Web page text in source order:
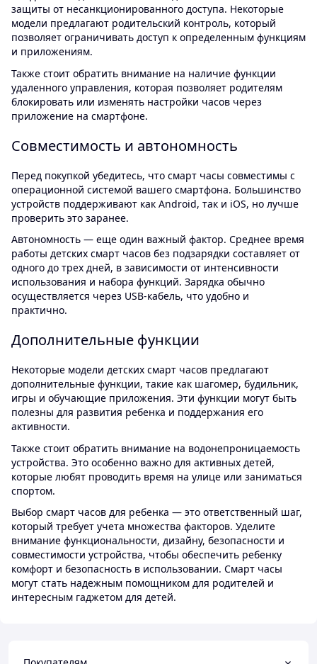
защиты от несанкционированного доступа. Некоторые
модели предлагают родительский контроль, который
позволяет ограничивать доступ к определенным функциям
и приложениям.
Также стоит обратить внимание на наличие функции
удаленного управления, которая позволяет родителям
блокировать или изменять настройки часов через
приложение на смартфоне.
Совместимость и автономность
Перед покупкой убедитесь, что смарт часы совместимы с
операционной системой вашего смартфона. Большинство
устройств поддерживают как Android, так и iOS, но лучше
проверить это заранее.
Автономность — еще один важный фактор. Среднее время
работы детских смарт часов без подзарядки составляет от
одного до трех дней, в зависимости от интенсивности
использования и набора функций. Зарядка обычно
осуществляется через USB-кабель, что удобно и
практично.
Дополнительные функции
Некоторые модели детских смарт часов предлагают
дополнительные функции, такие как шагомер, будильник,
игры и обучающие приложения. Эти функции могут быть
полезны для развития ребенка и поддержания его
активности.
Также стоит обратить внимание на водонепроницаемость
устройства. Это особенно важно для активных детей,
которые любят проводить время на улице или заниматься
спортом.
Выбор смарт часов для ребенка — это ответственный шаг,
который требует учета множества факторов. Уделите
внимание функциональности, дизайну, безопасности и
совместимости устройства, чтобы обеспечить ребенку
комфорт и безопасность в использовании. Смарт часы
могут стать надежным помощником для родителей и
интересным гаджетом для детей.